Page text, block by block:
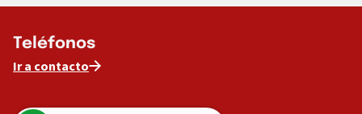
Teléfonos
Ir a contacto